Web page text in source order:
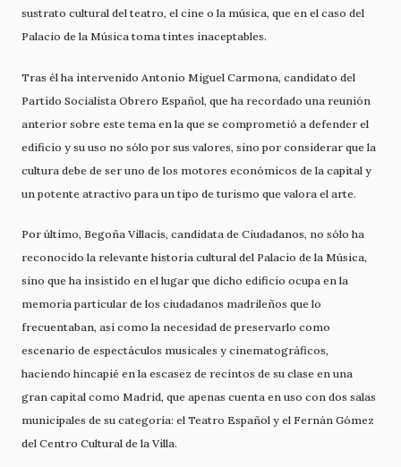
sustrato cultural del teatro, el cine o la música, que en el caso del
Palacio de la Música toma tintes inaceptables.
Tras él ha intervenido Antonio Miguel Carmona, candidato del
Partido Socialista Obrero Español, que ha recordado una reunión
anterior sobre este tema en la que se comprometió a defender el
edificio y su uso no sólo por sus valores, sino por considerar que la
cultura debe de ser uno de los motores económicos de la capital y
un potente atractivo para un tipo de turismo que valora el arte.
Por último, Begoña Villacís, candidata de Ciudadanos, no sólo ha
reconocido la relevante historia cultural del Palacio de la Música,
sino que ha insistido en el lugar que dicho edificio ocupa en la
memoria particular de los ciudadanos madrileños que lo
frecuentaban, así como la necesidad de preservarlo como
escenario de espectáculos musicales y cinematográficos,
haciendo hincapié en la escasez de recintos de su clase en una
gran capital como Madrid, que apenas cuenta en uso con dos salas
municipales de su categoría: el Teatro Español y el Fernán Gómez
del Centro Cultural de la Villa.